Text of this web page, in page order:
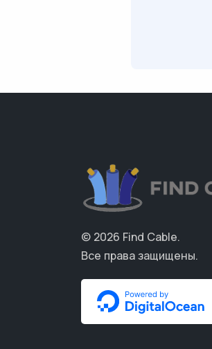
© 2026 Find Cable.
Все права защищены.